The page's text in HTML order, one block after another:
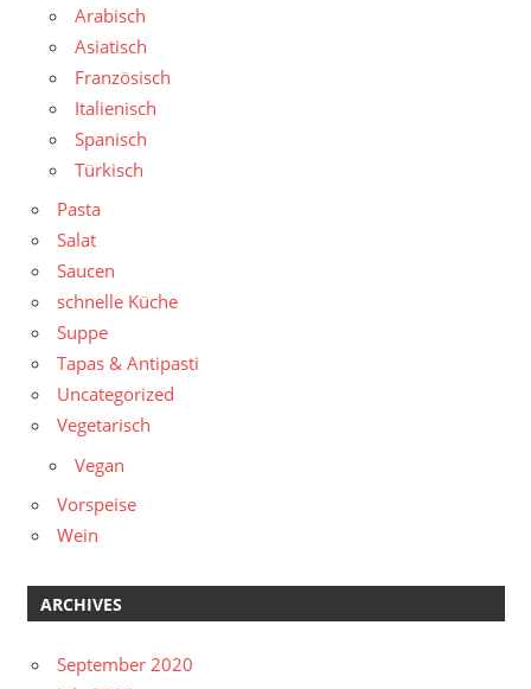
Arabisch
Asiatisch
Französisch
Italienisch
Spanisch
Türkisch
Pasta
Salat
Saucen
schnelle Küche
Suppe
Tapas & Antipasti
Uncategorized
Vegetarisch
Vegan
Vorspeise
Wein
ARCHIVES
September 2020